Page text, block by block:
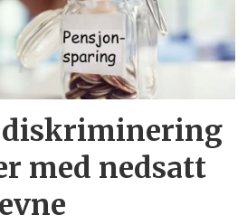
diskriminering
med nedsatt